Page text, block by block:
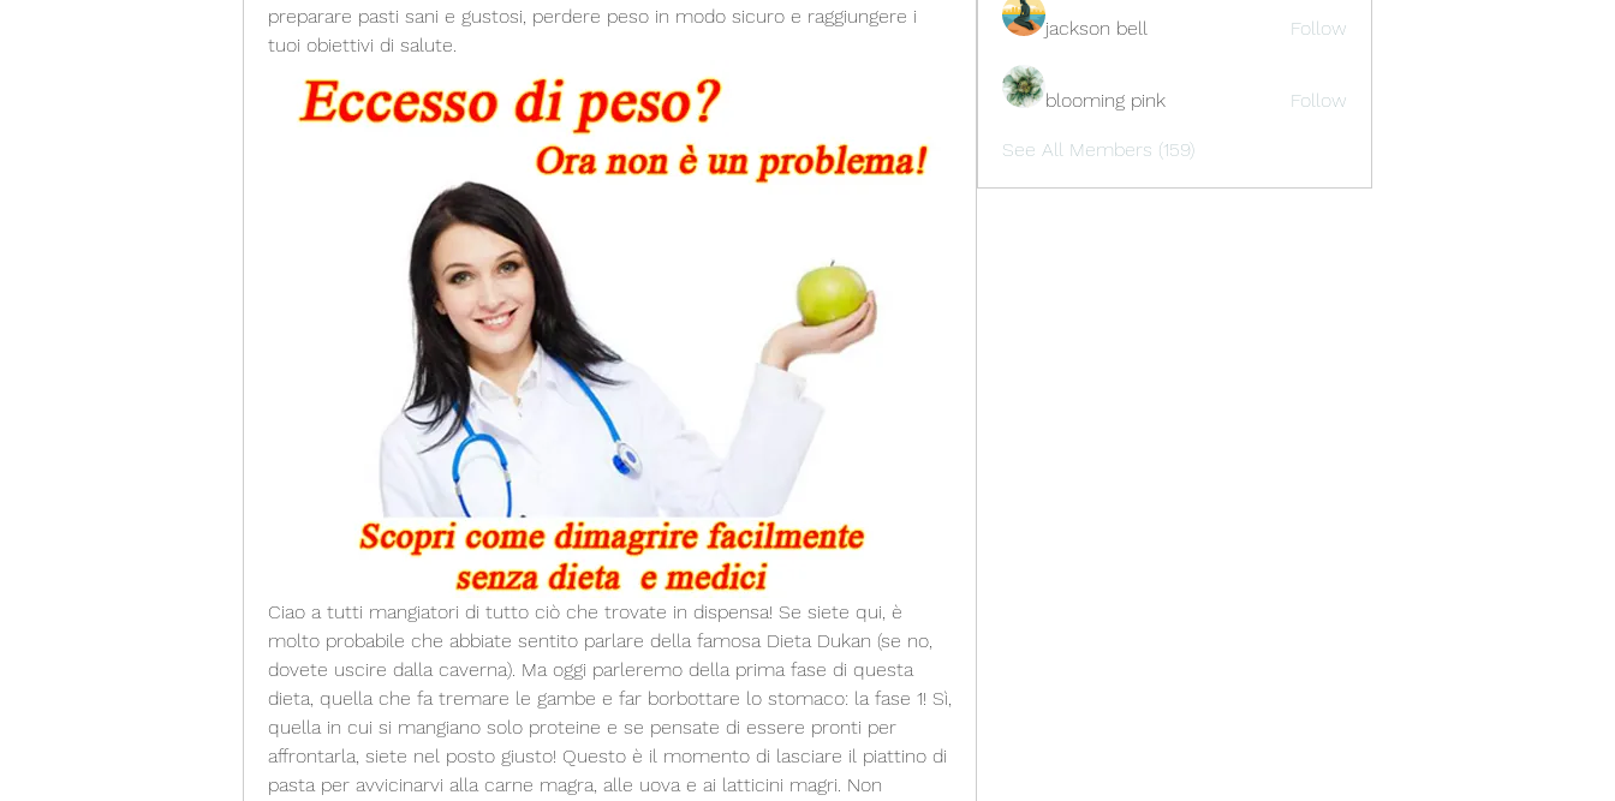
preparare pasti sani e gustosi, perdere peso in modo sicuro e raggiungere i
tuoi obiettivi di salute.
Ciao a tutti mangiatori di tutto ciò che trovate in dispensa! Se siete qui, è
molto probabile che abbiate sentito parlare della famosa Dieta Dukan (se no,
dovete uscire dalla caverna). Ma oggi parleremo della prima fase di questa
dieta, quella che fa tremare le gambe e far borbottare lo stomaco: la fase 1! Sì,
quella in cui si mangiano solo proteine ​​e se pensate di essere pronti per
affrontarla, siete nel posto giusto! Questo è il momento di lasciare il piattino di
pasta per avvicinarvi alla carne magra, alle uova e ai latticini magri. Non
jackson bell Follow
blooming pink Follow
See All Members (159)